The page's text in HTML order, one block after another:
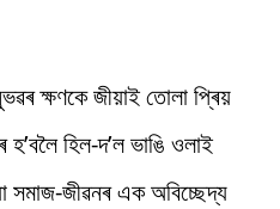
ক্ষণকে জীয়াই তোলা প্ৰিয়
হ’বলৈ হিল-দ’ল ভাঙি ওলাই
সমাজ-জীৱনৰ এক অবিচ্ছেদ্য